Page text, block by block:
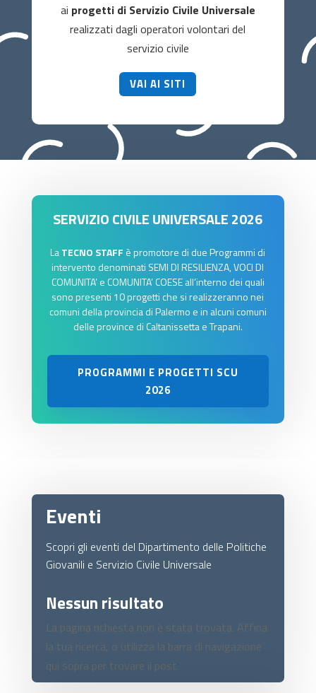
ai progetti di Servizio Civile Universale
realizzati dagli operatori volontari del
servizio civile
VAI AI SITI
SERVIZIO CIVILE UNIVERSALE 2026
LaTECNO STAFF è promotore di due Programmi di
intervento denominati SEMI DI RESILIENZA, VOCI DI
COMUNITA’ e COMUNITA’ COESE all’interno dei quali
sono presenti 10 progetti che si realizzeranno nei
comuni della provincia di Palermo e in alcuni comuni
delle province di Caltanissetta e Trapani.
PROGRAMMI E PROGETTI SCU
2026
Eventi
Scopri gli eventi del Dipartimento delle Politiche
Giovanili e Servizio Civile Universale
Nessun risultato
La pagina richiesta non è stata trovata. Affina
la tua ricerca, o utilizza la barra di navigazione
qui sopra per trovare il post.